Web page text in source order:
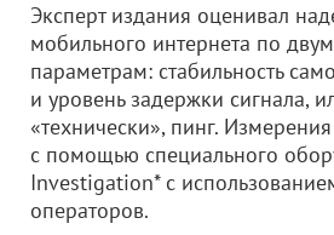
Эксперт издания оценивал
мобильного интернета по
параметрам: стабильность
и уровень задержки сигнала,
«технически», пинг.
с помощью специального
Investigation* с
операторов.